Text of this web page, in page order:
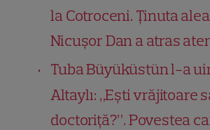
la Cotroceni. Ținuta
Nicușor Dan a atras
Tuba Büyüküstün l-a
Altaylı: „Ești vrăjitoare
doctoriță?”. Povestea